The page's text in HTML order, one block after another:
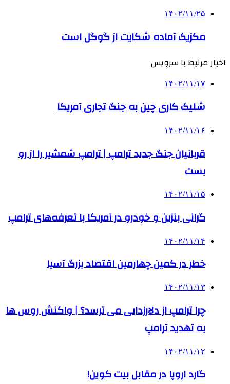
۱۴۰۲/۱۱/۲۵
مکزیک آماده شکایت از گوگل است
اخبار مرتبط با سرویس
۱۴۰۲/۱۱/۱۷
شلیک کاری چین به جنگ تجاری آمریکا
۱۴۰۲/۱۱/۱۶
قربانیان جنگ جدید ترامپ | ترامپ شمشیر را از رو
بست
۱۴۰۲/۱۱/۱۵
گرانی بنزین و خودرو در آمریکا با تعرفه‌های ترامپ
۱۴۰۲/۱۱/۱۴
خطر در کمین چهارمین اقتصاد بزرگ آسیا
۱۴۰۲/۱۱/۱۳
چرا ترامپ از دلارزدایی می ترسد؟ | واکنش روس‌ ها
به تهدید ترامپ
۱۴۰۲/۱۱/۱۲
گارد اروپا در مقابل بیت کوین!